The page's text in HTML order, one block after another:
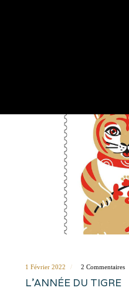
1 Février 2022 2 Commentaires
L’ANNÉE DU TIGRE